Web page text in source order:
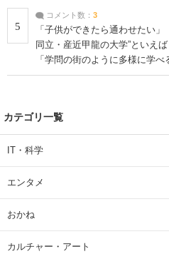
5
コメント数： 3
「子供ができたら通わせたい
同立・産近甲龍の大学”といえ
「学問の街のように多様に学
| 大学 ねとらぼリサーチ
カテゴリ一覧
IT・科学
エンタメ
おかね
カルチャー・アート